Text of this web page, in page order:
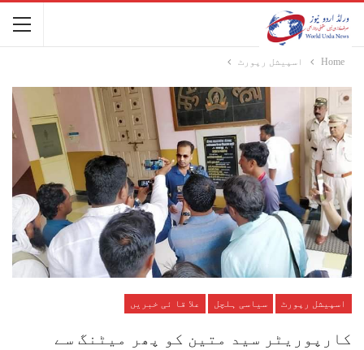
Home اسپیشل رپورٹ
اسپیشل رپورٹ سیاسی ہلچل علا قا ئی خبریں
کارپوریٹر سید متین کو پھر میٹنگ سے